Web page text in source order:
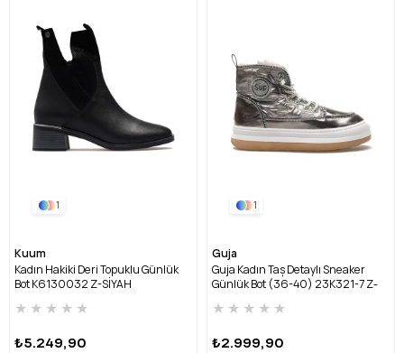
1
Kuum
Kadın Hakiki Deri Topuklu Günlük
Bot K6130032 Z-SİYAH
★ ★ ★ ★ ★
₺5.249,90
1
Guja
Guja Kadın Taş Detaylı Sneaker
Günlük Bot (36-40) 23K321-7 Z-
★ ★ ★ ★ ★
₺2.999,90